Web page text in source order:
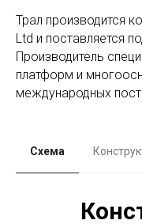
Трал производится
Ltd и поставляется
Производитель
платформ и
международных
Схема